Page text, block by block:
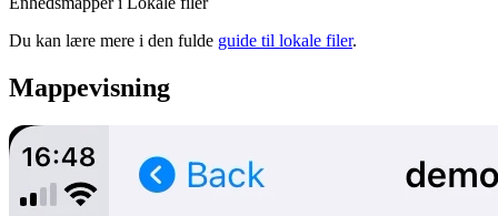
Du kan lære mere i den fulde guide til lokale filer.
Mappevisning